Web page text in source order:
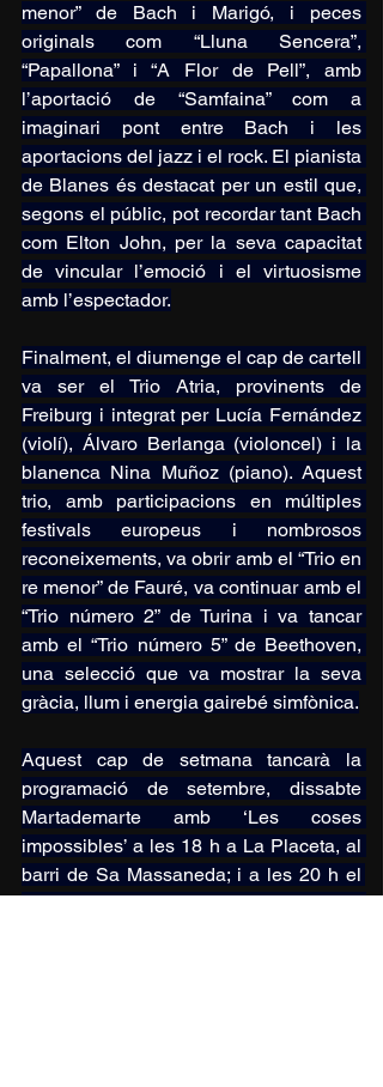
menor” de Bach i Marigó, i peces
originals com “Lluna Sencera”,
“Papallona” i “A Flor de Pell”, amb
l’aportació de “Samfaina” com a
imaginari pont entre Bach i les
aportacions del jazz i el rock. El pianista
de Blanes és destacat per un estil que,
segons el públic, pot recordar tant Bach
com Elton John, per la seva capacitat
de vincular l’emoció i el virtuosisme
amb l’espectador.
Finalment, el diumenge el cap de cartell
va ser el Trio Atria, provinents de
Freiburg i integrat per Lucía Fernández
(violí), Álvaro Berlanga (violoncel) i la
blanenca Nina Muñoz (piano). Aquest
trio, amb participacions en múltiples
festivals europeus i nombrosos
reconeixements, va obrir amb el “Trio en
re menor” de Fauré, va continuar amb el
“Trio número 2” de Turina i va tancar
amb el “Trio número 5” de Beethoven,
una selecció que va mostrar la seva
gràcia, llum i energia gairebé simfònica.
Aquest cap de setmana tancarà la
programació de setembre, dissabte
Martademarte amb ‘Les coses
impossibles’ a les 18 h a La Placeta, al
barri de Sa Massaneda; i a les 20 h el